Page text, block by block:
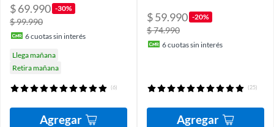
$ 69.990 -30%
$ 99.990
6cuotas sin interés
Llega mañana
Retira mañana
(6)
Agregar
$ 59.990 -20%
$ 74.990
6cuotas sin interés
(25)
Agregar